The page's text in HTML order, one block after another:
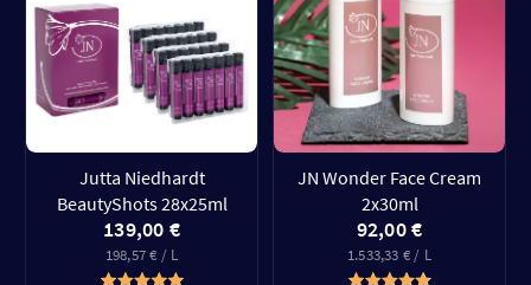
Jutta Niedhardt
BeautyShots 28x25ml
139,00 €
198,57 € / L
JN Wonder Face Cream
2x30ml
92,00 €
1.533,33 € / L